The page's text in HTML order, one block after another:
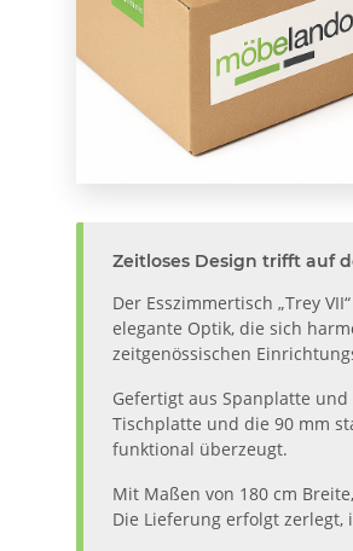
Zeitloses Design trifft auf
Der Esszimmertisch „Trey
elegante Optik, die sich
zeitgenössischen
Gefertigt aus Spanplatte
Tischplatte und die 90 mm
funktional überzeugt.
Mit Maßen von 180 cm
Die Lieferung erfolgt